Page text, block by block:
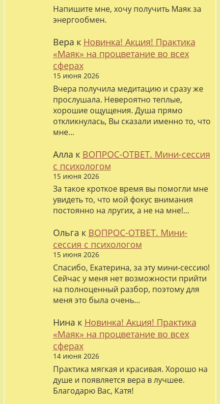
Напишите мне, хочу получить Маяк за
энергообмен.
Вера к Новинка! Акция! Практика
«Маяк» на процветание во всех
сферах
15 июня 2026
Вчера получила медитацию и сразу же
прослушала. Невероятно теплые,
хорошие ощущения. Душа прямо
откликнулась, Вы сказали именно то, что
мне…
Алла к ВОПРОС-ОТВЕТ. Мини-сессия
с психологом
15 июня 2026
За такое кроткое время вы помогли мне
увидеть то, что мой фокус внимания
постоянно на лругих, а не на мне!…
Ольга к ВОПРОС-ОТВЕТ. Мини-
сессия с психологом
15 июня 2026
Спасибо, Екатерина, за эту мини-сессию!
Сейчас у меня нет возможности прийти
на полноценный разбор, поэтому для
меня это была очень…
Нина к Новинка! Акция! Практика
«Маяк» на процветание во всех
сферах
14 июня 2026
Практика мягкая и красивая. Хорошо на
душе и появляется вера в лучшее.
Благодарю Вас, Катя!